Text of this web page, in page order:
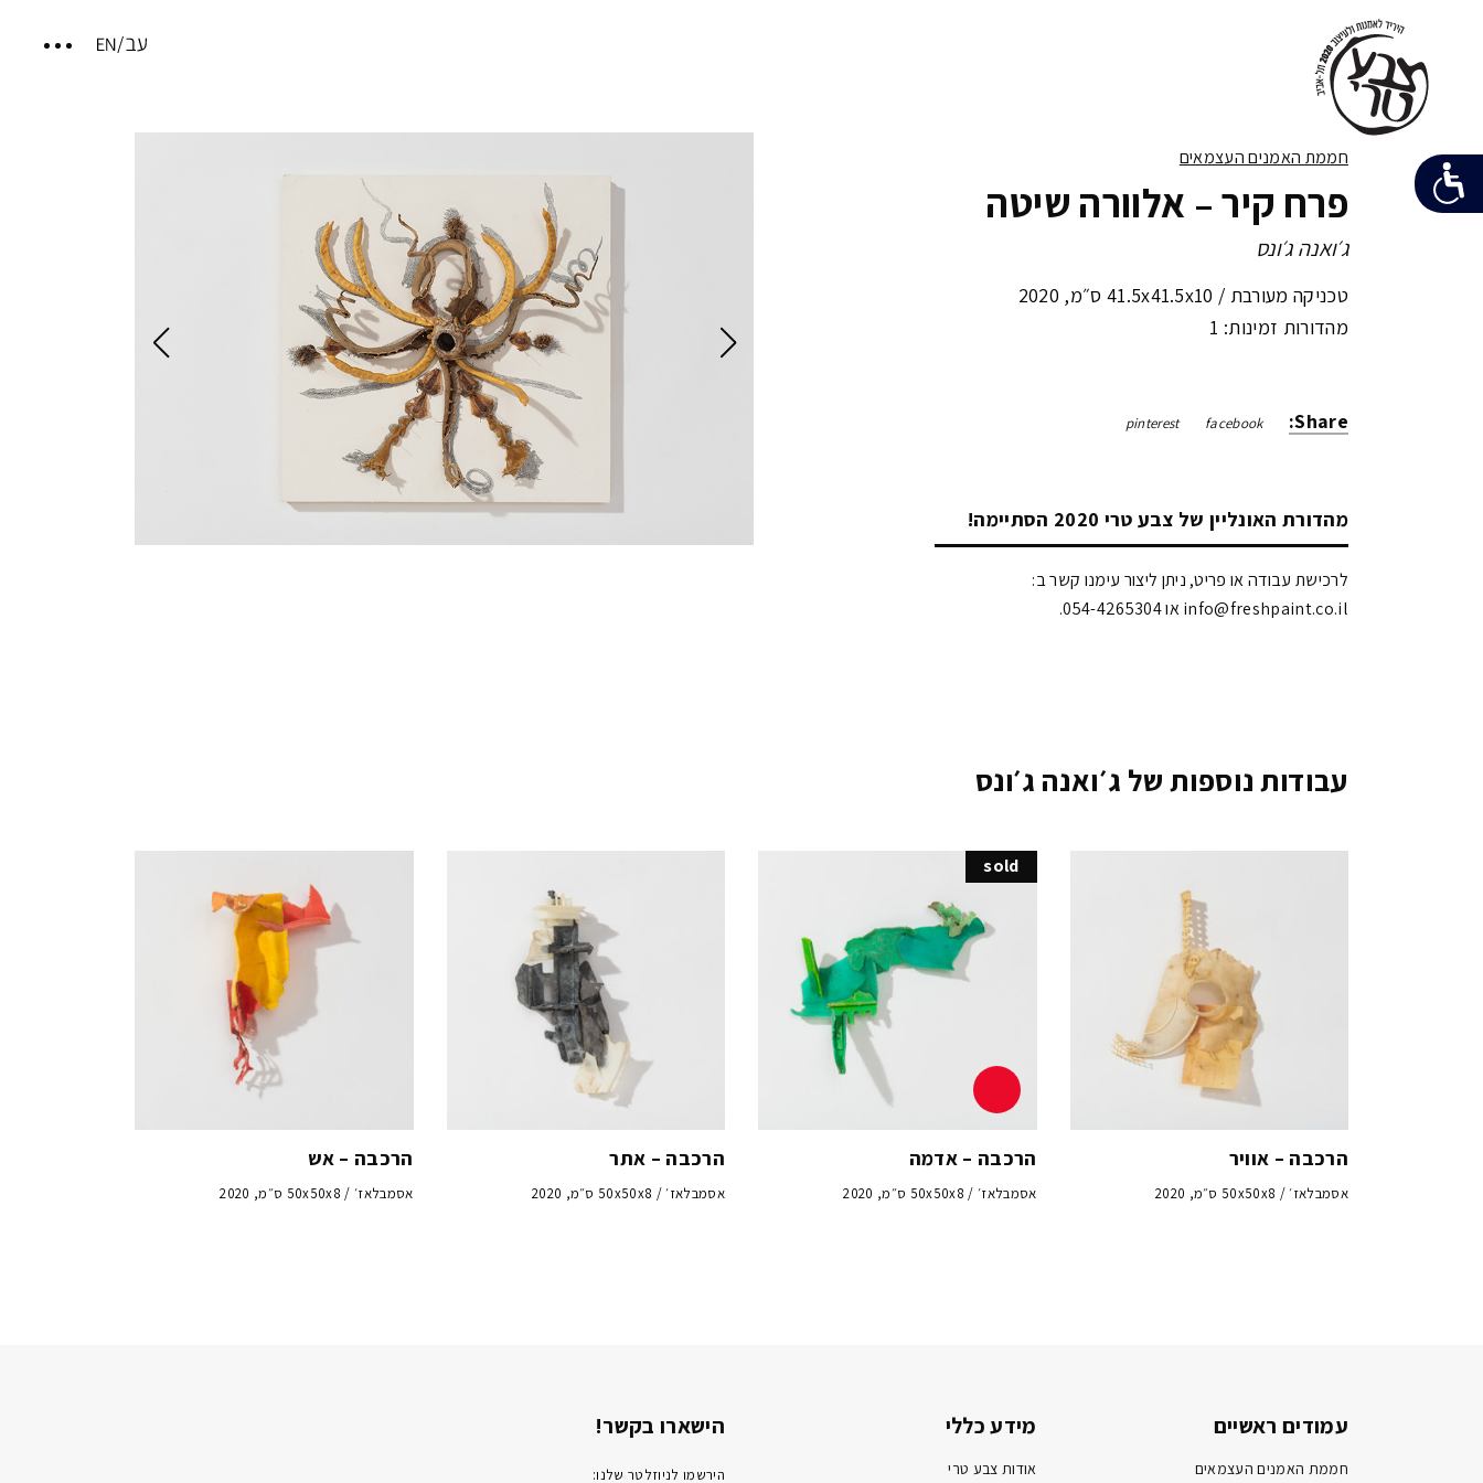
חממת האמנים העצמאים
פרח קיר – אלוורה שיטה
ג׳ואנה ג׳ונס
טכניקה מעורבת / 41.5x41.5x10 ס״מ ,
מהדורות זמינות: 1
Share:
facebook
pinterest
מהדורת האונליין של צבע טרי 2020 הסתיימה!
לרכישת עבודה או פריט, ניתן ליצור עימנו קשר ב:
info@freshpaint.co.il‏ או 054-4265304.
עבודות נוספות של ג׳ואנה ג׳ונס
הרכבה – אוויר
אסמבלאז׳ / 50x50x8 ס״מ, 2020
sold
הרכבה – אדמה
אסמבלאז׳ / 50x50x8 ס״מ, 2020
הרכבה – אתר
אסמבלאז׳ / 50x50x8 ס״מ, 2020
הרכבה – אש
אסמבלאז׳ / 50x50x8 ס״מ, 2020
עמודים ראשיים
חממת האמנים העצמאים
מידע כללי
אודות צבע טרי
הישארו בקשר!
הירשמו לניוזלטר שלנו: